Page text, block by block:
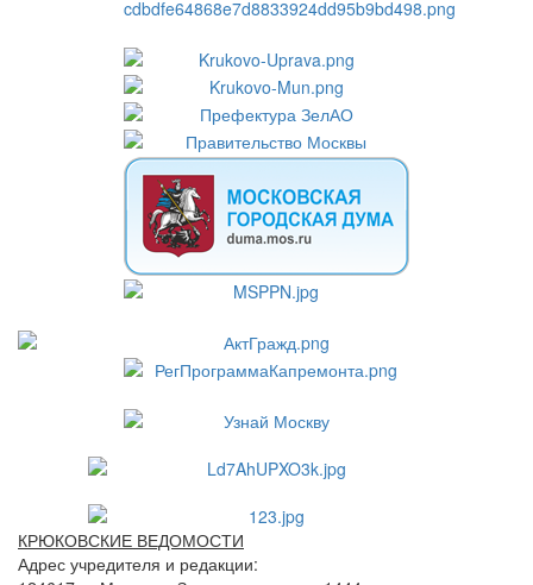
КРЮКОВСКИЕ ВЕДОМОСТИ
Адрес учредителя и редакции: